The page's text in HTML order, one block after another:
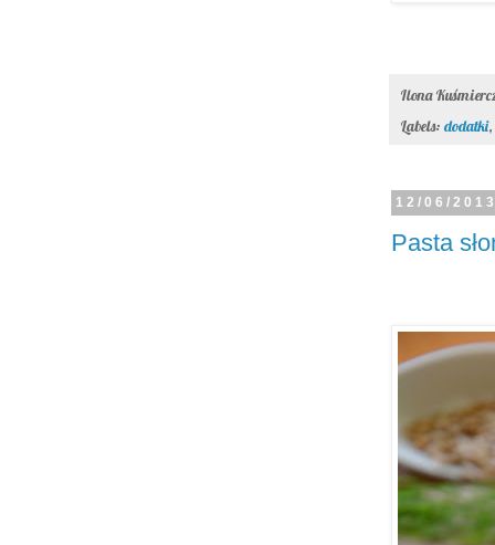
Ilona
Labels: dodatki,
12/06/
Pasta